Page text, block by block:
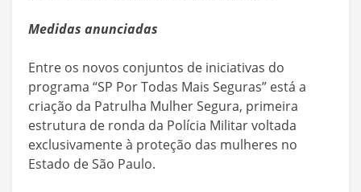
Medidas anunciadas
Entre os novos conjuntos de iniciativas do
programa “SP Por Todas Mais Seguras” está a
criação da Patrulha Mulher Segura, primeira
estrutura de ronda da Polícia Militar voltada
exclusivamente à proteção das mulheres no
Estado de São Paulo.